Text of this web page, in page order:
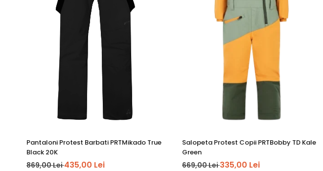
Pantaloni Protest Barbati PRTMikado True
Black 20K
869,00 Lei435,00 Lei
Salopeta Protest Copii PRTBobby TD Kale
Green
669,00 Lei335,00 Lei